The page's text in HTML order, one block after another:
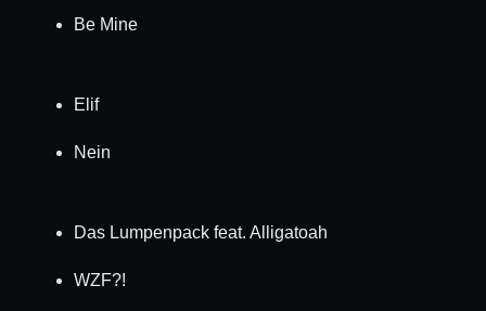
Be Mine
Elif
Nein
Das Lumpenpack feat. Alligatoah
WZF?!